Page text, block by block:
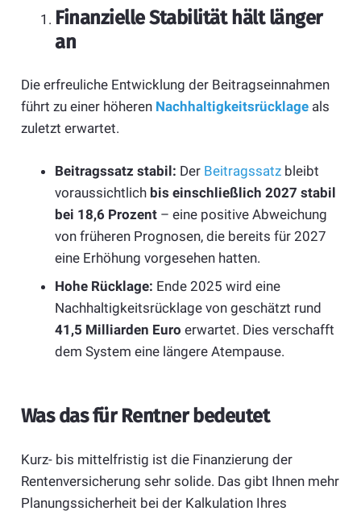
Finanzielle Stabilität hält länger
an
Die erfreuliche Entwicklung der Beitragseinnahmen
führt zu einer höheren Nachhaltigkeitsrücklageals
zuletzt erwartet.
Beitragssatz stabil: Der Beitragssatz bleibt
voraussichtlich bis einschließlich 2027 stabil
bei 18,6 Prozent – eine positive Abweichung
von früheren Prognosen, die bereits für 2027
eine Erhöhung vorgesehen hatten.
Hohe Rücklage: Ende 2025 wird eine
Nachhaltigkeitsrücklage von geschätzt rund
41,5 Milliarden Euro erwartet. Dies verschafft
dem System eine längere Atempause.
Was das für Rentner bedeutet
Kurz- bis mittelfristig ist die Finanzierung der
Rentenversicherung sehr solide. Das gibt Ihnen mehr
Planungssicherheit bei der Kalkulation Ihres